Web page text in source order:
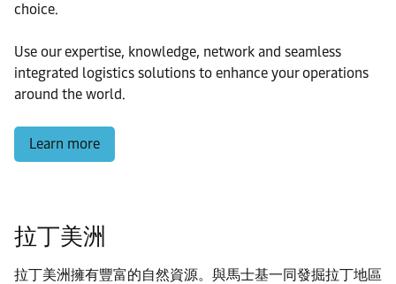
choice.
Use our expertise, knowledge, network and seamless
integrated logistics solutions to enhance your operations
around the world.
Learn more
拉丁美洲
拉丁美洲擁有豐富的自然資源。與馬士基一同發掘拉丁地區